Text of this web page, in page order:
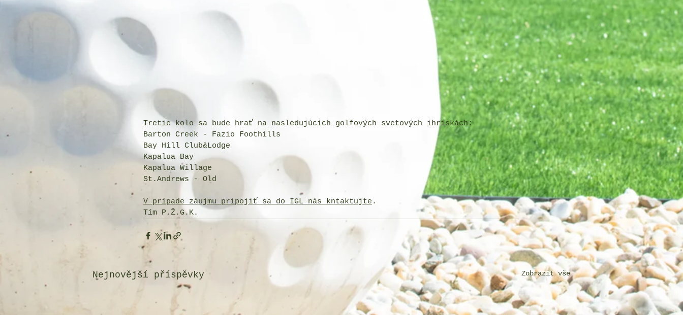
Tretie kolo sa bude hrať na nasledujúcich golfových svetových ihriskách:
Barton Creek - Fazio Foothills
Bay Hill Club&Lodge
Kapalua Bay
Kapalua Willage
St.Andrews - Old
V prípade záujmu pripojiť sa do IGL nás kntaktujte .
Tím P.Ž.G.K.
Nejnovější příspěvky Zobrazit vše